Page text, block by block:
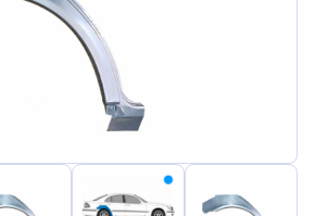
Slovenian
Latvian
Slovenčina